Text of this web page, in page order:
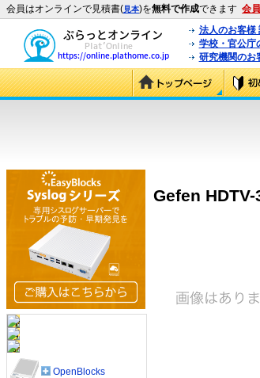
会員はオンラインで見積書(見本)を無料で作成できます 会
法人のお客様
学校・官公庁
研究機関のお
Gefen
OpenBlocks